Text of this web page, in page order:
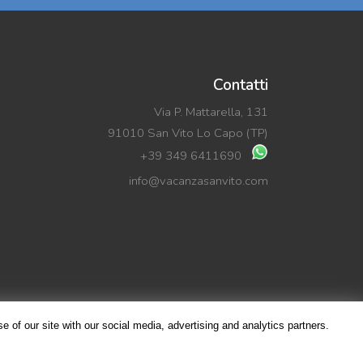
Contatti
Via P. Mattarella, 131
91010 San Vito Lo Capo (TP)
+39 349 6411690
info@vacanzasanvito.com
of our site with our social media, advertising and analytics partners.